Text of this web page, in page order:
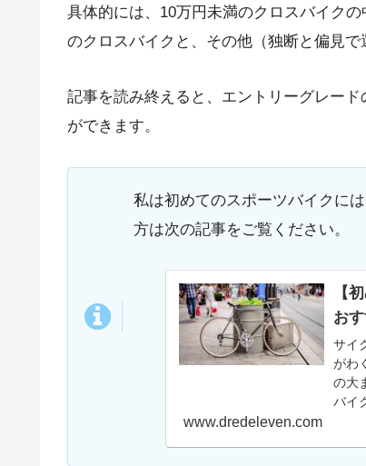
具体的には、10万円未満のクロスバイク
のクロスバイクと、その他（独断と偏見で
記事を読み終えると、エントリーグレー
ができます。
私は初めてのスポーツバイクに
方は次の記事をご覧ください。
【
おす
サイ
がわ
の大
バイ
www.dredeleven.com